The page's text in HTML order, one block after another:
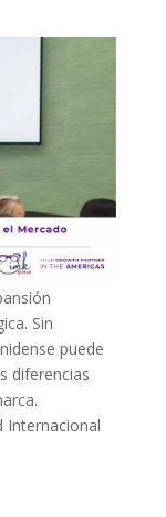
Sin
puede
diferencias
Internacional